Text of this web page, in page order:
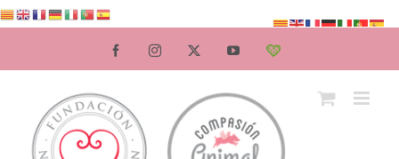
al
contenido
FacebookInstagram
X YouTubeTeaming